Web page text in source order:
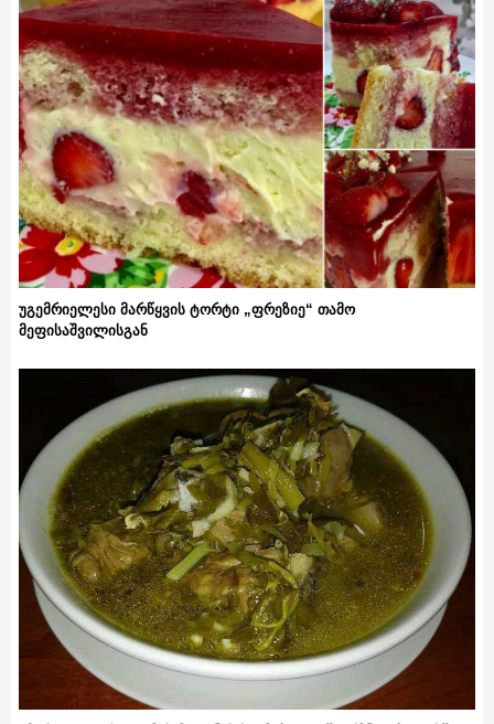
უგემრიელესი მარწყვის ტორტი „ფრეზიე“ თამო
მეფისაშვილისგან